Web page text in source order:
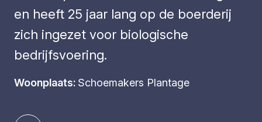
en heeft 25 jaar lang op de boerderij
zich ingezet voor biologische
bedrijfsvoering.
Woonplaats: Schoemakers Plantage